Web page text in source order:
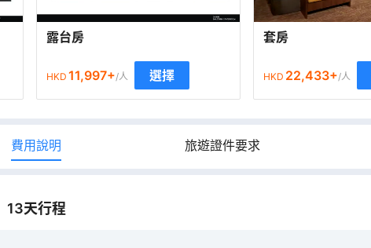
露台房
HKD 11,997+/人 選擇
套房
HKD 22,433+/人
費用說明 旅遊證件要求
13天行程